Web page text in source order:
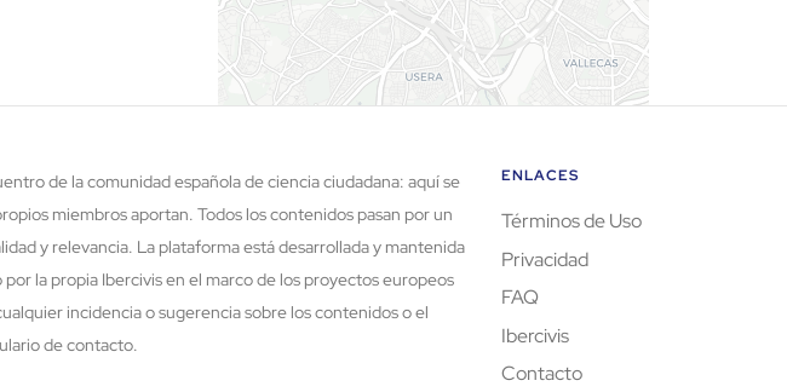
de la comunidad española de ciencia ciudadana: aquí se
miembros aportan. Todos los contenidos pasan por un
y relevancia. La plataforma está desarrollada y mantenida
la propia Ibercivis en el marco de los proyectos europeos
incidencia o sugerencia sobre los contenidos o el
de contacto.
ENLACES
Términos de Uso
Privacidad
FAQ
Ibercivis
Contacto